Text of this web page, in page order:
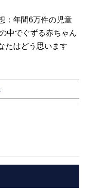
：年間6万件の児童
中でぐずる赤ちゃん
たはどう思います